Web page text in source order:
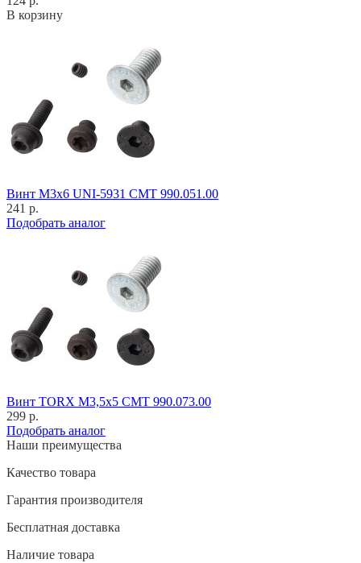
В корзину
Винт M3x6 UNI-5931 CMT 990.051.00
241 р.
Подобрать аналог
Винт TORX M3,5x5 CMT 990.073.00
299 р.
Подобрать аналог
Наши преимущества
Качество товара
Гарантия производителя
Бесплатная доставка
Наличие товара